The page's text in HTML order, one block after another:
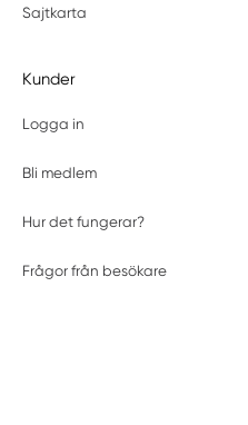
Sajtkarta
Kunder
Logga in
Bli medlem
Hur det fungerar?
Frågor från besökare